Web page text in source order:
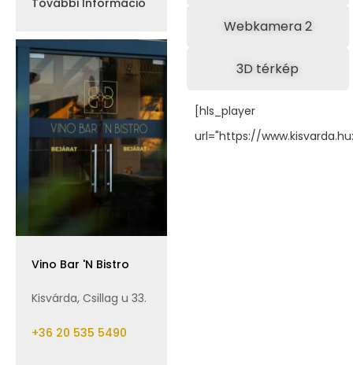
Vino Bar 'N Bistro
Kisvárda, Csillag u 33.
+36 20 535 5490
Webkamera 2
3D térkép
[hls_player
url="https://